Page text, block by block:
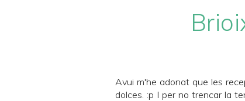
Avui m'he adonat que les
dolces. :p I per no trencar la